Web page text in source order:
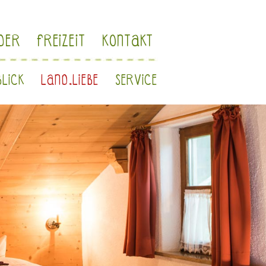
FREIZEIT KONTAKT
LAND.LIEBE SERVICE